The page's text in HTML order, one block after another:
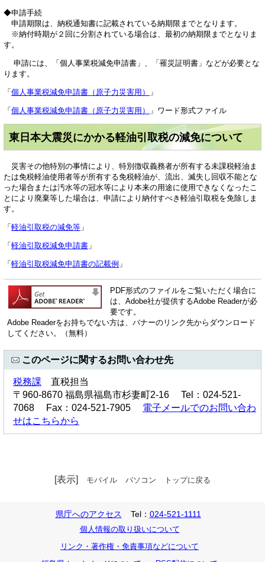
◆申請手続
申請期限は、納税通知書に記載されている納期限までとなります。
※納付時期が２回に分割されている場合は、最初の納期限までとなりま
す。
申請には、「個人事業税減免申請書」、「罹災証明書」などが必要とな
ります。
「 個人事業税減免申請書（原子力災害用） 」
「 個人事業税減免申請書（原子力災害用） 」ワード形式ファイル
東日本大震災にかかる軽油引取税の減免について
災害その他特別の事情により、特別徴収義務者が所有する未課税軽油ま
たは免税軽油使用者等が所有する免税軽油が、流出、滅失し回収不能とな
った場合または汚水等の冠水等により本来の用途に使用できなくなったこ
とにより廃棄等した場合は、申請により納付すべき軽油引取税を免除しま
す。
「 軽油引取税の減免等 」
「 軽油引取税減免申請書 」
「 軽油引取税減免申請書の記載例 」
PDF形式のファイルをご覧いただく場合に
は、Adobe社が提供するAdobe Readerが必
要です。
Adobe Readerをお持ちでない方は、バナーのリンク先からダウンロード
してください。（無料）
このページに関するお問い合わせ先
税務課 直税担当
〒960-8670 福島県福島市杉妻町2-16 Tel：024-521-
7068 Fax：024-521-7905 電子メールでのお問い合わ
せはこちらから
[表示] モバイル パソコン トップに戻る
県庁へのアクセス Tel： 024-521-1111
個人情報の取り扱いについて
リンク・著作権・免責事項などについて